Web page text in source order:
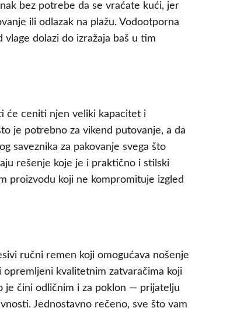
bez potrebe da se vraćate kući, jer
ili odlazak na plažu. Vodootporna
dolazi do izražaja baš u tim
će ceniti njen veliki kapacitet i
je potrebno za vikend putovanje, a da
saveznika za pakovanje svega što
rešenje koje je i praktično i stilski
proizvodu koji ne kompromituje izgled
ručni remen koji omogućava nošenje
kvalitetnim zatvaračima koji
je čini odličnim i za poklon — prijatelju
Jednostavno rečeno, sve što vam